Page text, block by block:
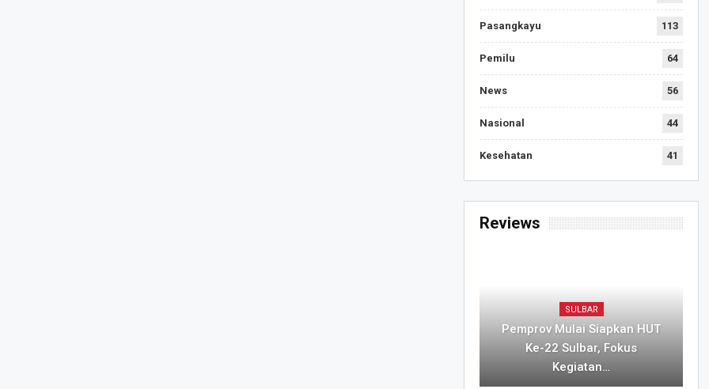
Pasangkayu 113
Pemilu 64
News 56
Nasional 44
Kesehatan 41
Reviews
SULBAR
Pemprov Mulai Siapkan HUT
Ke-22 Sulbar, Fokus
Kegiatan…